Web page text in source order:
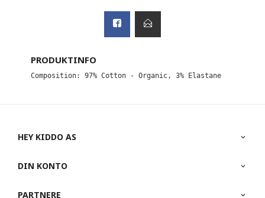
PRODUKTINFO
Composition: 97% Cotton - Organic, 3% Elastane
HEY KIDDO AS
DIN KONTO
PARTNERE